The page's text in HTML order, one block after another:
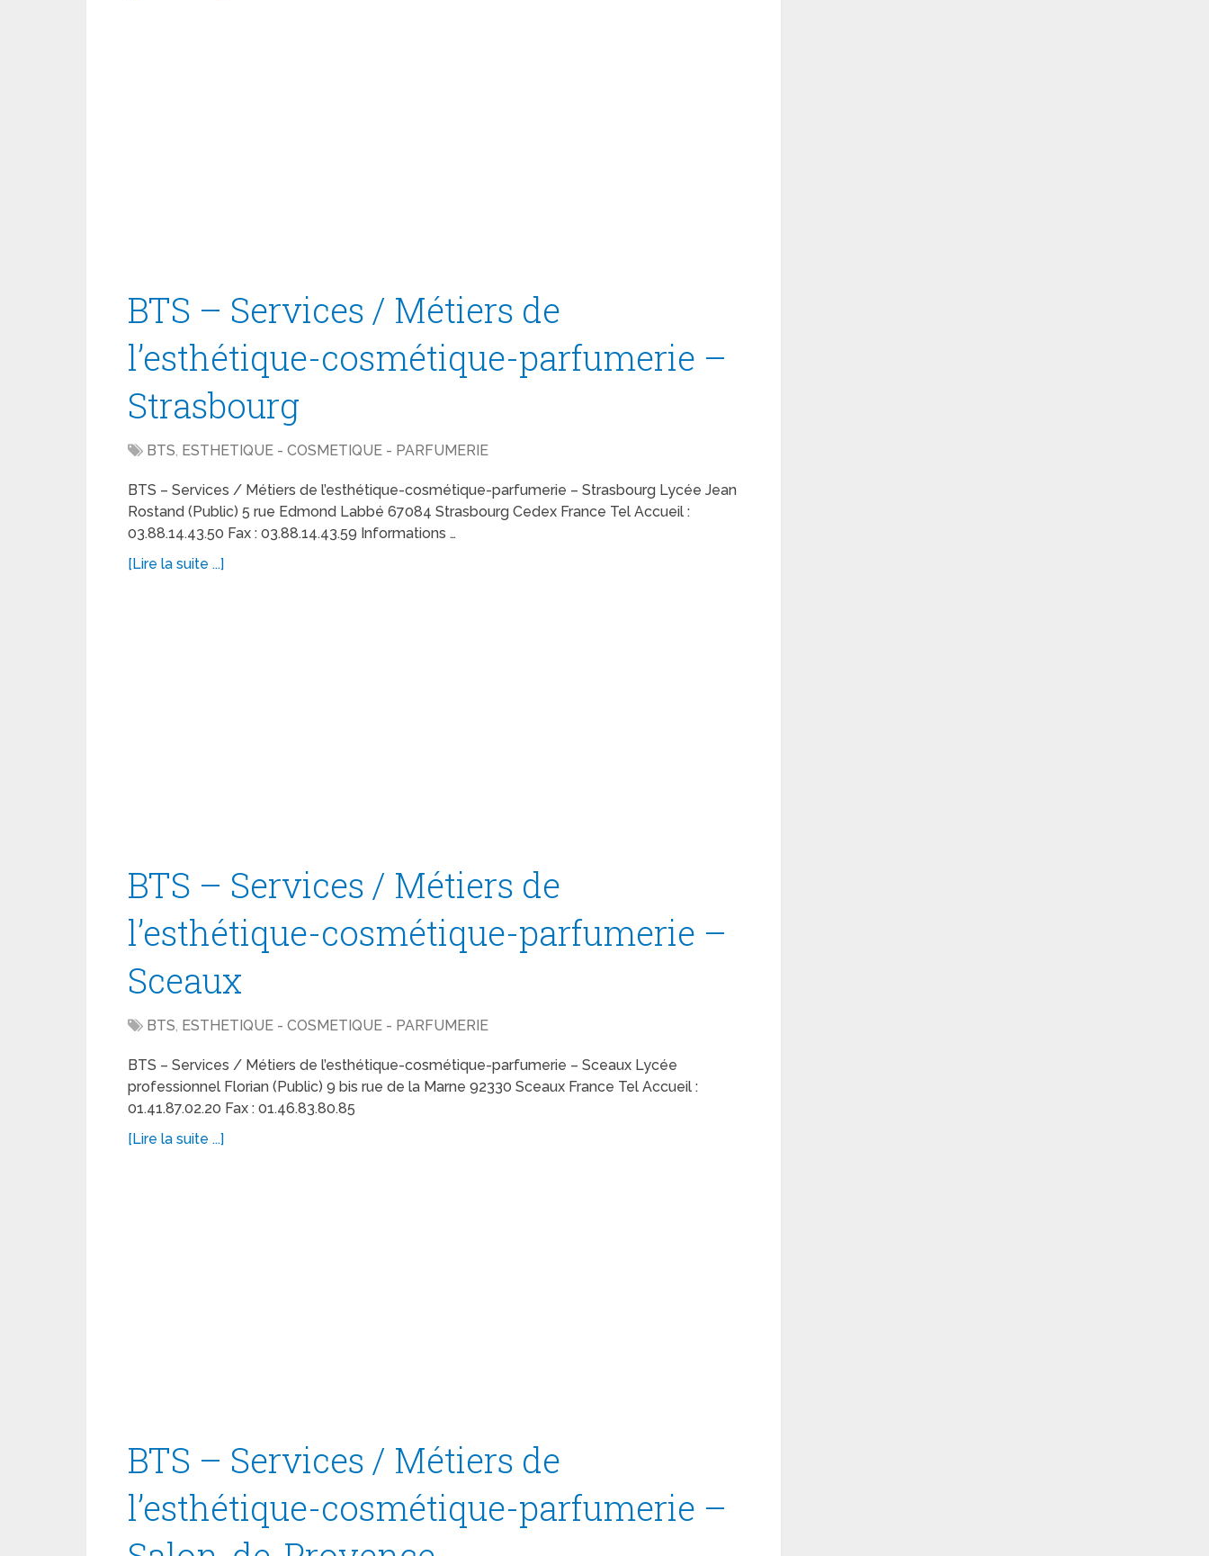
BTS – Services / Métiers de
l’esthétique-cosmétique-parfumerie –
Strasbourg
BTS, ESTHETIQUE - COSMETIQUE - PARFUMERIE
BTS – Services / Métiers de l’esthétique-cosmétique-parfumerie – Strasbourg Lycée Jean
Rostand (Public) 5 rue Edmond Labbé 67084 Strasbourg Cedex France Tel Accueil :
03.88.14.43.50 Fax : 03.88.14.43.59 Informations …
[Lire la suite ...]
BTS – Services / Métiers de
l’esthétique-cosmétique-parfumerie –
Sceaux
BTS, ESTHETIQUE - COSMETIQUE - PARFUMERIE
BTS – Services / Métiers de l’esthétique-cosmétique-parfumerie – Sceaux Lycée
professionnel Florian (Public) 9 bis rue de la Marne 92330 Sceaux France Tel Accueil :
01.41.87.02.20 Fax : 01.46.83.80.85
[Lire la suite ...]
BTS – Services / Métiers de
l’esthétique-cosmétique-parfumerie –